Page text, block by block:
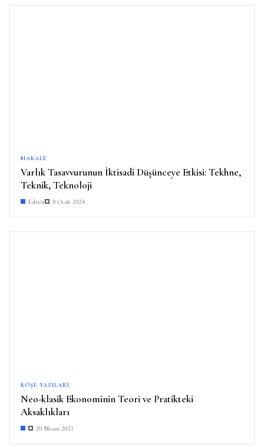
MAKALE
Varlık Tasavvurunun İktisadi Düşünceye Etkisi: Tekhne,
Teknik, Teknoloji
Editör 8 Ocak 2024
KÖŞE YAZILARI
Neo-klasik Ekonominin Teori ve Pratikteki
Aksaklıkları
20 Nisan 2021